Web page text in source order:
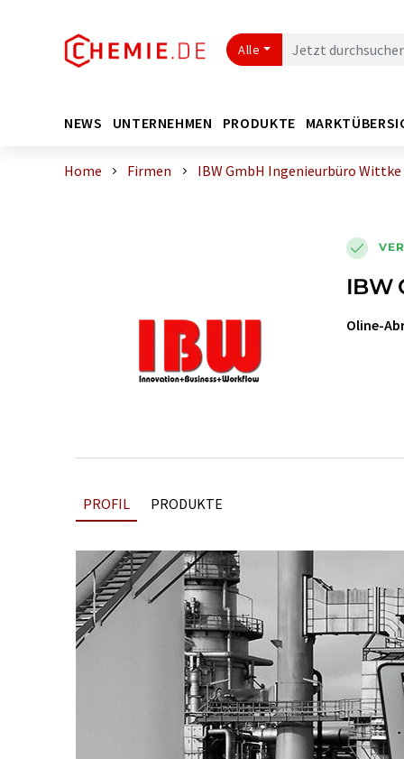
Alle
NEWS UNTERNEHMEN PRODUKTE
Home Firmen IBW GmbH Ingenieurbüro Wittke
IBW
Oline-
PROFIL PRODUKTE